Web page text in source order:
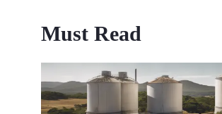
Must Read